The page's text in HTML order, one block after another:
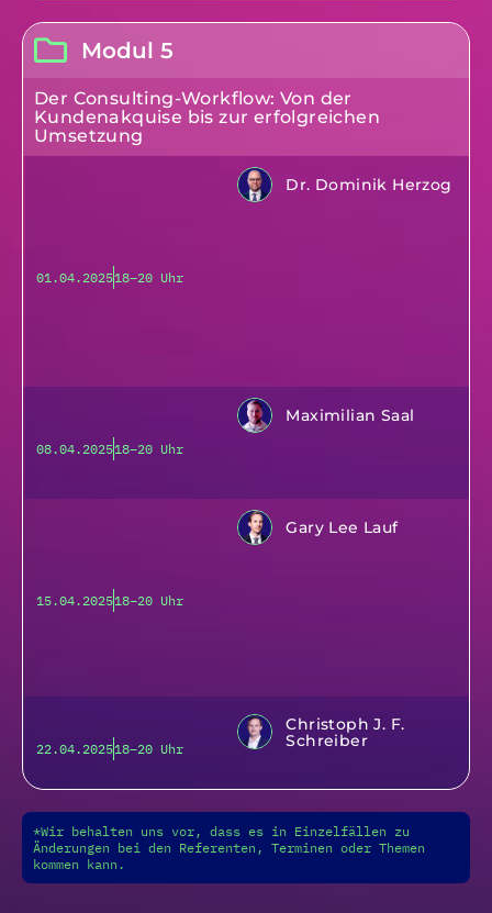
Modul 5
Der Consulting-Workflow: Von der
Kundenakquise bis zur erfolgreichen
Umsetzung
01.04.202518–20 Uhr
Dr. Dominik Herzog
08.04.202518–20 Uhr
Maximilian Saal
15.04.202518–20 Uhr
Gary Lee Lauf
22.04.202518–20 Uhr
Christoph J. F.
Schreiber
*Wir behalten uns vor, dass es in Einzelfällen zu
Änderungen bei den Referenten, Terminen oder Themen
kommen kann.